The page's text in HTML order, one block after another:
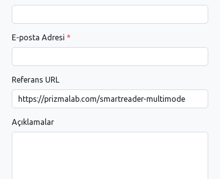
E-posta Adresi *
Referans URL
Açıklamalar